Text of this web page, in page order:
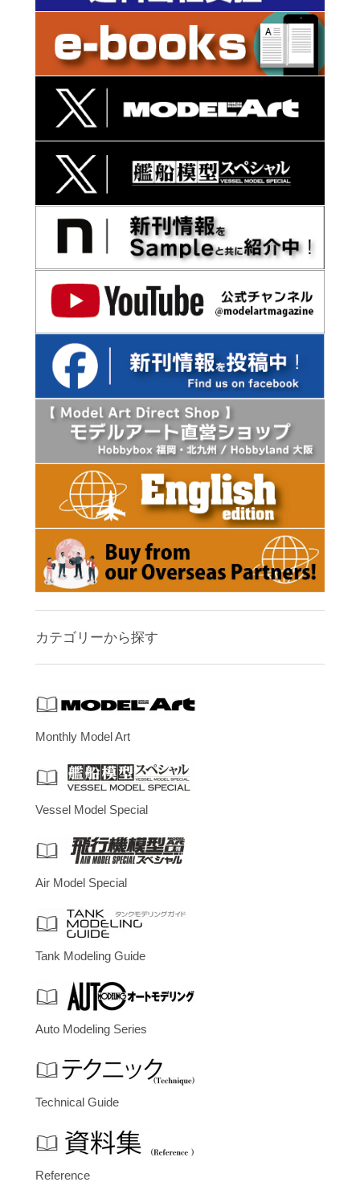
カテゴリーから探す
Monthly Model Art
Vessel Model Special
Air Model Special
Tank Modeling Guide
Auto Modeling Series
Technical Guide
Reference